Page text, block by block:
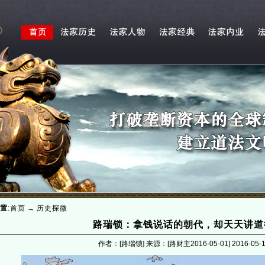
:首页 → 历史探微
路瑞锁：拿钱说话的朝代，却天天讲
作者：[路瑞锁] 来源：[路财主2016-05-01] 2016-05-